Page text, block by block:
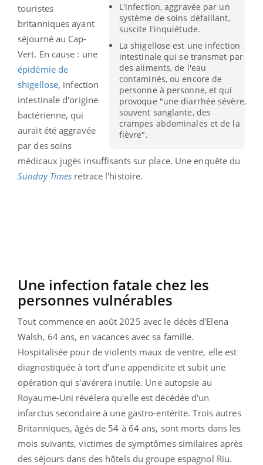
L'infection, aggravée par un
système de soins défaillant,
suscite l'inquiétude.
La shigellose est une infection
intestinale qui se transmet par
des aliments, de l'eau
contaminés, ou encore de
personne à personne, et qui
provoque "une diarrhée sévère,
souvent sanglante, des
crampes abdominales et de la
fièvre".
touristes
britanniques ayant
séjourné au Cap-
Vert. En cause : une
épidémie de
shigellose, infection
intestinale d'origine
bactérienne, qui
aurait été aggravée
par des soins
médicaux jugés insuffisants sur place. Une enquête du
Sunday Times retrace l'histoire.
Une infection fatale chez les
personnes vulnérables
Tout commence en août 2025 avec le décès d'Elena
Walsh, 64 ans, en vacances avec sa famille.
Hospitalisée pour de violents maux de ventre, elle est
diagnostiquée à tort d’une appendicite et subit une
opération qui s'avérera inutile. Une autopsie au
Royaume-Uni révélera qu'elle est décédée d'un
infarctus secondaire à une gastro-entérite. Trois autres
Britanniques, âgés de 54 à 64 ans, sont morts dans les
mois suivants, victimes de symptômes similaires après
des séjours dans des hôtels du groupe espagnol Riu.